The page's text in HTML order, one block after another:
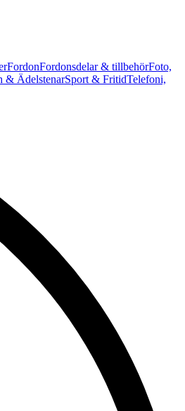
FordonFordonsdelar & tillbehörFoto,
& ÄdelstenarSport & FritidTelefoni,